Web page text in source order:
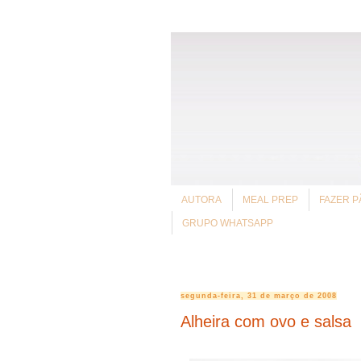
AUTORA MEAL PREP FAZER
GRUPO WHATSAPP
segunda-feira, 31 de março de 2008
Alheira com ovo e salsa